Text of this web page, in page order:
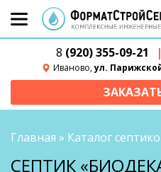
8 (920) 355-09-21 |
Иваново,ул.
Главная » Каталог
СЕПТИК